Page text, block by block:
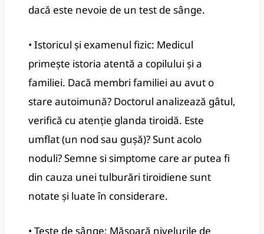
dacă este nevoie de un test de sânge.
• Istoricul și examenul fizic: Medicul
primește istoria atentă a copilului și a
familiei. Dacă membri familiei au avut o
stare autoimună? Doctorul analizează gâtul,
verifică cu atenție glanda tiroidă. Este
umflat (un nod sau gușă)? Sunt acolo
noduli? Semne si simptome care ar putea fi
din cauza unei tulburări tiroidiene sunt
notate și luate în considerare.
• Teste de sânge: Măsoară nivelurile de